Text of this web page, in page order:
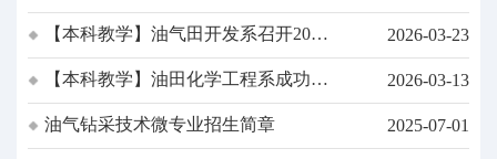
越计划”实验班选拔工作方案
【本科教学】油气田开发系召开2026
年工作会议暨青年教师教学竞赛预赛
2026-03-23
【本科教学】油田化学工程系成功举
办青年教师教学竞赛预赛
2026-03-13
油气钻采技术微专业招生简章 2025-07-01